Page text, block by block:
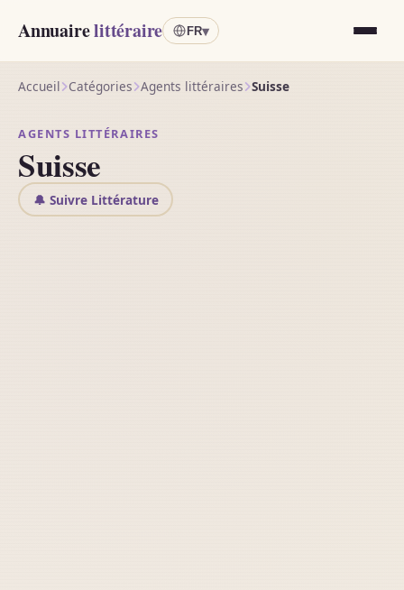
Annuairelittéraire FR▾
Accueil Catégories Agents littéraires Suisse
AGENTS LITTÉRAIRES
Suisse
🔔 Suivre Littérature